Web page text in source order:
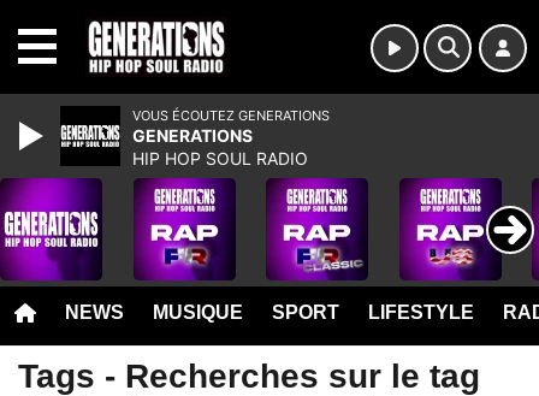
NEWS MUSIQUE SPORT LIFESTYLE
Tags - Recherches sur le tag
VOUS ÉCOUTEZ GENERATIONS
GENERATIONS
HIP HOP SOUL RADIO